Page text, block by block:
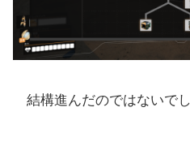
結構進んだのではないでし